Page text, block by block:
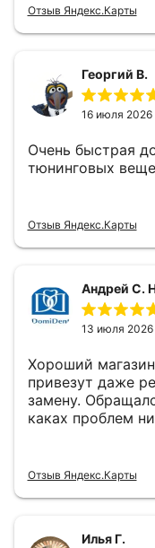
Отзыв Яндекс.Карты
Георгий В.
16 июля 2026
Очень быстрая
тюнинговых
Отзыв Яндекс.Карты
Андрей С.
13 июля 2026
Хороший
привезут даже
замену.
каках проблем
Отзыв Яндекс.Карты
Илья Г.